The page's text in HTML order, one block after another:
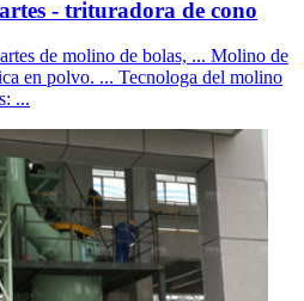
- trituradora de cono
de molino de bolas, ... Molino de
en polvo. ... Tecnologa del molino
...